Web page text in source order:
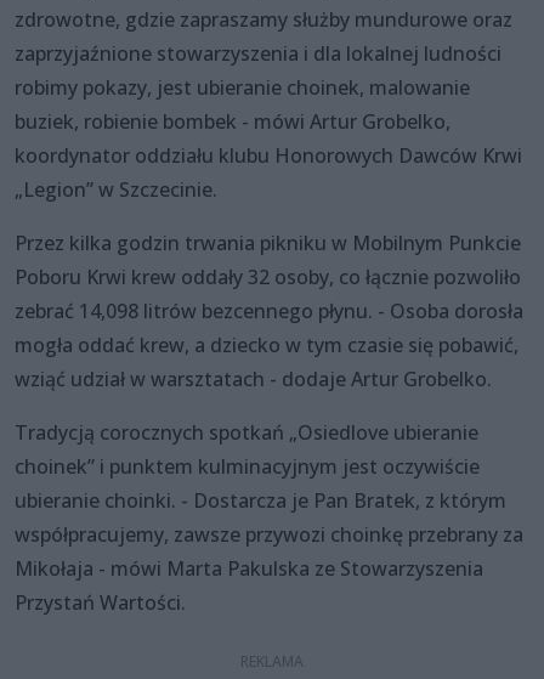
zdrowotne, gdzie zapraszamy służby mundurowe oraz
zaprzyjaźnione stowarzyszenia i dla lokalnej ludności
robimy pokazy, jest ubieranie choinek, malowanie
buziek, robienie bombek - mówi Artur Grobelko,
koordynator oddziału klubu Honorowych Dawców Krwi
„Legion” w Szczecinie.
Przez kilka godzin trwania pikniku w Mobilnym Punkcie
Poboru Krwi krew oddały 32 osoby, co łącznie pozwoliło
zebrać 14,098 litrów bezcennego płynu. - Osoba dorosła
mogła oddać krew, a dziecko w tym czasie się pobawić,
wziąć udział w warsztatach - dodaje Artur Grobelko.
Tradycją corocznych spotkań „Osiedlove ubieranie
choinek” i punktem kulminacyjnym jest oczywiście
ubieranie choinki. - Dostarcza je Pan Bratek, z którym
współpracujemy, zawsze przywozi choinkę przebrany za
Mikołaja - mówi Marta Pakulska ze Stowarzyszenia
Przystań Wartości.